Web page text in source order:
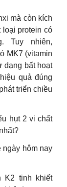
mà còn kích
loại protein có
Tuy nhiên,
MK7 (vitamin
dạng bất hoạt
quả đúng
triển chiều
hụt 2 vi chất
ngày hôm nay
K2 tinh khiết